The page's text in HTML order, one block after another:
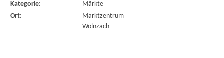
Kategorie:
Märkte
Ort:
Marktzentrum
Wolnzach